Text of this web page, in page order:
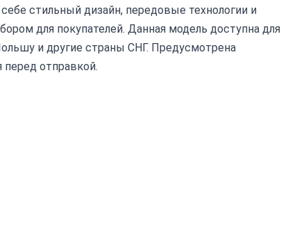
стильный дизайн, передовые технологии и
для покупателей. Данная модель доступна для
и другие страны СНГ. Предусмотрена
отправкой.